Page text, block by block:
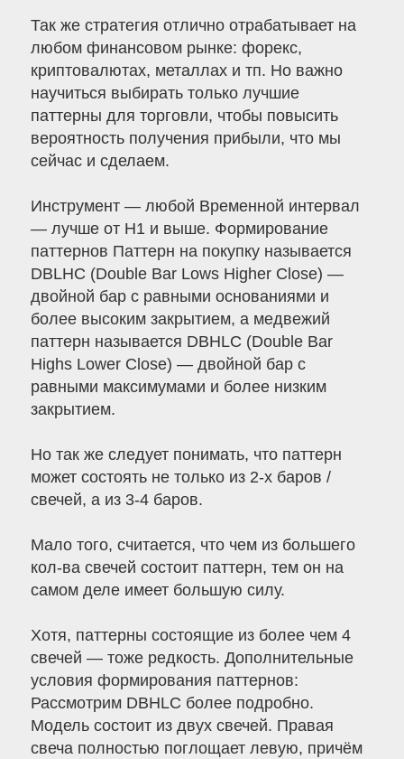
Так же стратегия отлично отрабатывает на
любом финансовом рынке: форекс,
криптовалютах, металлах и тп. Но важно
научиться выбирать только лучшие
паттерны для торговли, чтобы повысить
вероятность получения прибыли, что мы
сейчас и сделаем.
Инструмент — любой Временной интервал
— лучше от H1 и выше. Формирование
паттернов Паттерн на покупку называется
DBLHC (Double Bar Lows Higher Close) —
двойной бар с равными основаниями и
более высоким закрытием, а медвежий
паттерн называется DBHLC (Double Bar
Highs Lower Close) — двойной бар с
равными максимумами и более низким
закрытием.
Но так же следует понимать, что паттерн
может состоять не только из 2-х баров /
свечей, а из 3-4 баров.
Мало того, считается, что чем из большего
кол-ва свечей состоит паттерн, тем он на
самом деле имеет большую силу.
Хотя, паттерны состоящие из более чем 4
свечей — тоже редкость. Дополнительные
условия формирования паттернов:
Рассмотрим DBHLC более подробно.
Модель состоит из двух свечей. Правая
свеча полностью поглощает левую, причём